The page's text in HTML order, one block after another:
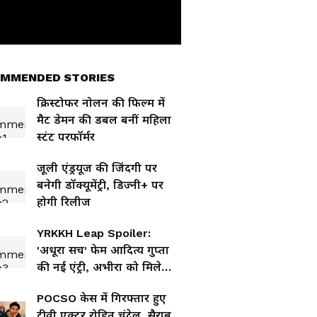
STORIES
क्रिस्टोफर नोलन की फिल्म में
मैट डेमन की डबल बनीं महिला
स्टंट परफॉर्मर
जूली एंड्रयूज की जिंदगी पर
बनेगी डॉक्यूमेंट्री, डिज्नी+ पर
होगी रिलीज
YRKKH Leap Spoiler:
'अधूरा सच' फेम आदित्य गुप्ता
की नई एंट्री, अभीरा को मिलेगा
POCSO केस में गिरफ्तार हुए